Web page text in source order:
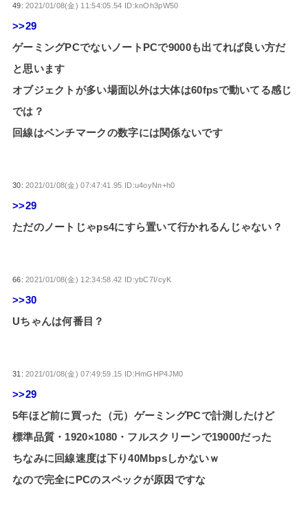
49:2021/01/08(金) 11:54:05.54 ID:knOh3pW50
>>29
ゲーミングPCでないノートPCで9000も出てれば良い方だ
と思います
オブジェクトが多い場面以外は大体は60fpsで動いてる感じ
では？
回線はベンチマークの数字には関係ないです
30:2021/01/08(金) 07:47:41.95 ID:u4oyNn+h0
>>29
ただのノートじゃps4にすら置いて行かれるんじゃない？
66:2021/01/08(金) 12:34:58.42 ID:ybC7I/cyK
>>30
Uちゃんは何番目？
31:2021/01/08(金) 07:49:59.15 ID:HmGHP4JM0
>>29
5年ほど前に買った（元）ゲーミングPCで計測したけど
標準品質・1920×1080・フルスクリーンで19000だった
ちなみに回線速度は下り40Mbpsしかないｗ
なので完全にPCのスペックが原因ですな